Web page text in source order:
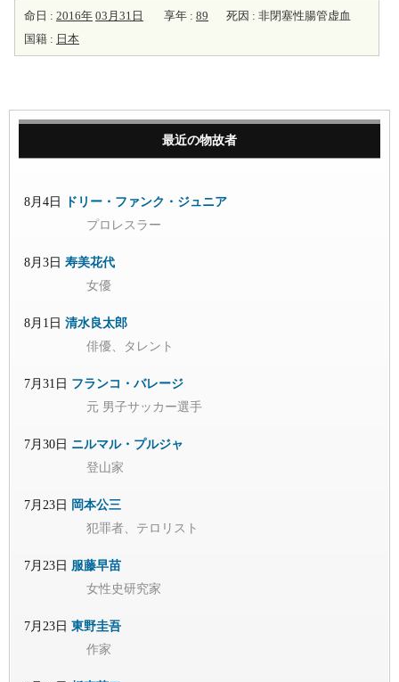
命日 : 2016年 03月31日 享年 : 89
死因 : 非閉塞性腸管虚血
国籍 : 日本
最近の物故者
8月4日
ドリー・ファンク・ジュニア
プロレスラー
8月3日 寿美花代
女優
8月1日 清水良太郎
俳優、タレント
7月31日 フランコ・バレージ
元 男子サッカー選手
7月30日 ニルマル・プルジャ
登山家
7月23日 岡本公三
犯罪者、テロリスト
7月23日 服藤早苗
女性史研究家
7月23日 東野圭吾
作家